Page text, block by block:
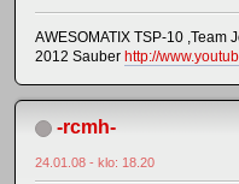
AWESOMATIX TSP-10 ,Team
2012 Sauber http://
-rcmh-
24.01.08 - klo: 18.20